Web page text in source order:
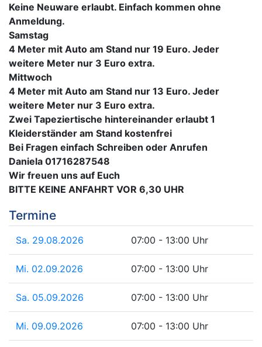
Keine Neuware erlaubt. Einfach kommen ohne
Anmeldung.
Samstag
4 Meter mit Auto am Stand nur 19 Euro. Jeder
weitere Meter nur 3 Euro extra.
Mittwoch
4 Meter mit Auto am Stand nur 13 Euro. Jeder
weitere Meter nur 3 Euro extra.
Zwei Tapeziertische hintereinander erlaubt 1
Kleiderständer am Stand kostenfrei
Bei Fragen einfach Schreiben oder Anrufen
Daniela 01716287548
Wir freuen uns auf Euch
BITTE KEINE ANFAHRT VOR 6,30 UHR
Termine
Sa. 29.08.2026 07:00 - 13:00 Uhr
Mi. 02.09.2026 07:00 - 13:00 Uhr
Sa. 05.09.2026 07:00 - 13:00 Uhr
Mi. 09.09.2026 07:00 - 13:00 Uhr